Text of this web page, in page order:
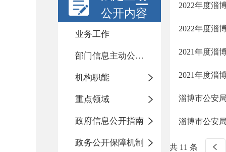
公开内容
业务工作
部门信息主动公开基本目录
机构职能
重点领域
政府信息公开指南
政务公开保障机制
2022年度淄
2022年度淄
2021年度淄
2021年度淄
淄博市公安
淄博市公安
共 11 条